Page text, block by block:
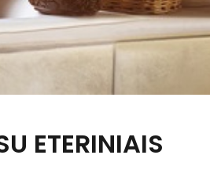
ETERINIAIS